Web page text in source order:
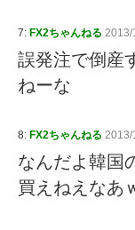
7: FX2ちゃんねる 2013/
誤発注で倒産
ねーな
8: FX2ちゃんねる 2013/
なんだよ韓国
買えねえなあ